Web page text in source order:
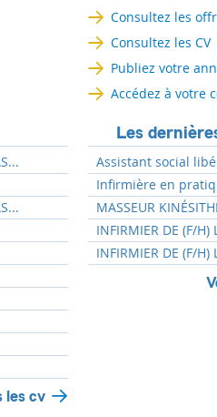
les cv
Consultez les
Consultez les CV
Publiez votre
Accédez à votre
Les
Assistant social
Infirmière en
MASSEUR
INFIRMIER DE (F/H)
INFIRMIER DE (F/H)